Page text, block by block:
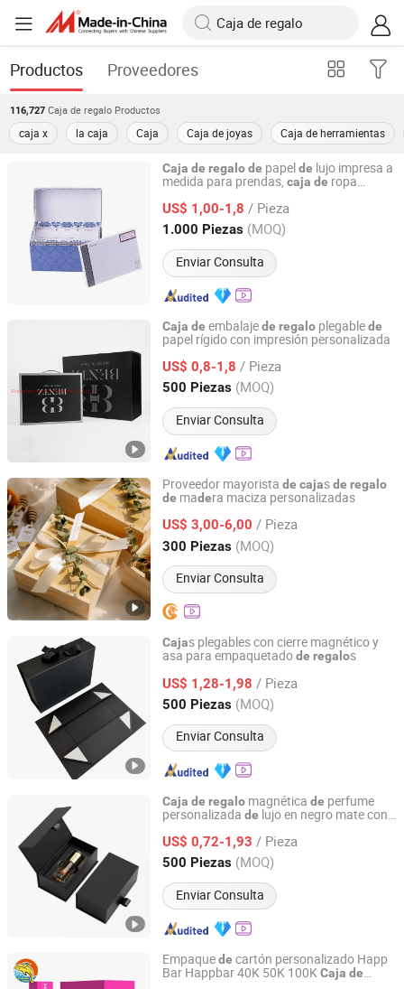
Productos Proveedores
116,727 Caja de regalo Productos
caja x la caja Caja Caja de joyas Caja de herramientas
Caja de regalode papelde lujo impresa a
medida para prendas, caja de ropa
US$ 1,00-1,8 / Pieza
1.000 Piezas (MOQ)
Enviar Consulta
Huizhou Green Foil Insulation Co., Ltd.
Guangdong, China Desde 2015
Caja de embalajede regalo plegablede
papel rígido con impresión personalizada
US$ 0,8-1,8 / Pieza
500 Piezas (MOQ)
Enviar Consulta
Guangzhou Weiye Color Printing Co., Ltd.
Guangdong, China Desde 2015
Proveedor mayorista de cajasde regalo
de madera maciza personalizadas
US$ 3,00-6,00 / Pieza
300 Piezas (MOQ)
Enviar Consulta
Yi Bamboo Limited
Fujian, China Desde 2019
Cajas plegables con cierre magnético y
asa para empaquetadode regalos
US$ 1,28-1,98 / Pieza
500 Piezas (MOQ)
Enviar Consulta
Qingdao Rainbow Packaging Co., Ltd.
Shandong, China Desde 2023
Caja de regalo magnética de perfume
personalizada de lujo en negro mate con
US$ 0,72-1,93 / Pieza
500 Piezas (MOQ)
Enviar Consulta
Shanghai Hongyun Packaging Co., Ltd.
Shanghai, China Desde 2016
Empaquede cartón personalizado Happ
Bar Happbar 40K 50K 100KCaja de
Shenzhen Banana Times Technology Co., Ltd.